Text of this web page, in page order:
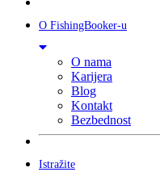
O FishingBooker-u
O nama
Karijera
Blog
Kontakt
Bezbednost
Istražite